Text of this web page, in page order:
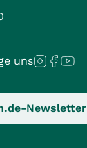
uns
Newsletter